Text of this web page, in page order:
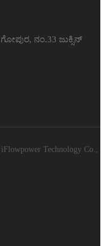
ನಂ.33 ಜುಕ್ಸಿನ್
Technology Co.,